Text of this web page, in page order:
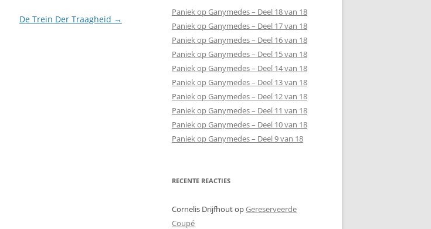
De Trein Der Traagheid →
Paniek op Ganymedes – Deel 18 van 18
Paniek op Ganymedes – Deel 17 van 18
Paniek op Ganymedes – Deel 16 van 18
Paniek op Ganymedes – Deel 15 van 18
Paniek op Ganymedes – Deel 14 van 18
Paniek op Ganymedes – Deel 13 van 18
Paniek op Ganymedes – Deel 12 van 18
Paniek op Ganymedes – Deel 11 van 18
Paniek op Ganymedes – Deel 10 van 18
Paniek op Ganymedes – Deel 9 van 18
RECENTE REACTIES
Cornelis DrijfhoutopGereserveerde
Coupé